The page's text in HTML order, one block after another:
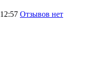
12:57 Отзывов нет